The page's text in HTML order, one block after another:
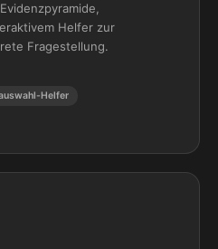
Helfer zur
Fragestellung.
Helfer